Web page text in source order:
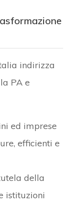
indirizza
PA e
ed imprese
efficienti e
della
istituzioni